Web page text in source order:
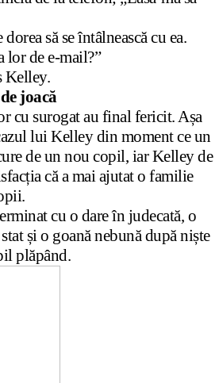
să se întâlnească cu ea.
lor de e-mail?”
Kelley.
joacă
cu surogat au final fericit. Așa
lui Kelley din moment ce un
de un nou copil, iar Kelley de
că a mai ajutat o familie
cu o dare în judecată, o
și o goană nebună după niște
plăpând.